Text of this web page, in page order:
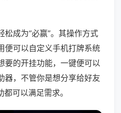
成为“必赢”。其操作方式
便可以自定义手机打牌系统
要的开挂功能，一键便可以
器，不管你是想分享给好友
可以满足需求。